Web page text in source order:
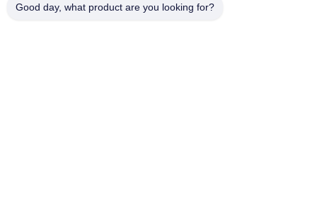
Gemeinde, Fuhai Straße, Bao'an Bezirk, Shenzhen Stadt, Provinz
Good day, what product are you looking for?